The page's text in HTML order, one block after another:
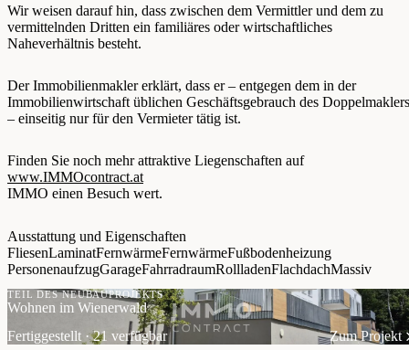
Wir weisen darauf hin, dass zwischen dem Vermittler und dem zu
vermittelnden Dritten ein familiäres oder wirtschaftliches
Naheverhältnis besteht.
Der Immobilienmakler erklärt, dass er – entgegen dem in der
Immobilienwirtschaft üblichen Geschäftsgebrauch des Doppelmaklers
– einseitig nur für den Vermieter tätig ist.
Finden Sie noch mehr attraktive Liegenschaften auf
www.IMMOcontract.at
IMMO einen Besuch wert.
Ausstattung und Eigenschaften
FliesenLaminatFernwärmeFernwärmeFußbodenheizung
PersonenaufzugGarageFahrradraumRollladenFlachdachMassiv
TEIL DES NEUBAUPROJEKTS
Wohnen im Wienerwald
Fertiggestellt · 21 verfügbar
Zum Projekt